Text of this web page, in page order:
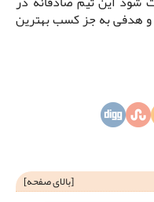
هدفی به جز کسب بهترین
[بالای صفحه]